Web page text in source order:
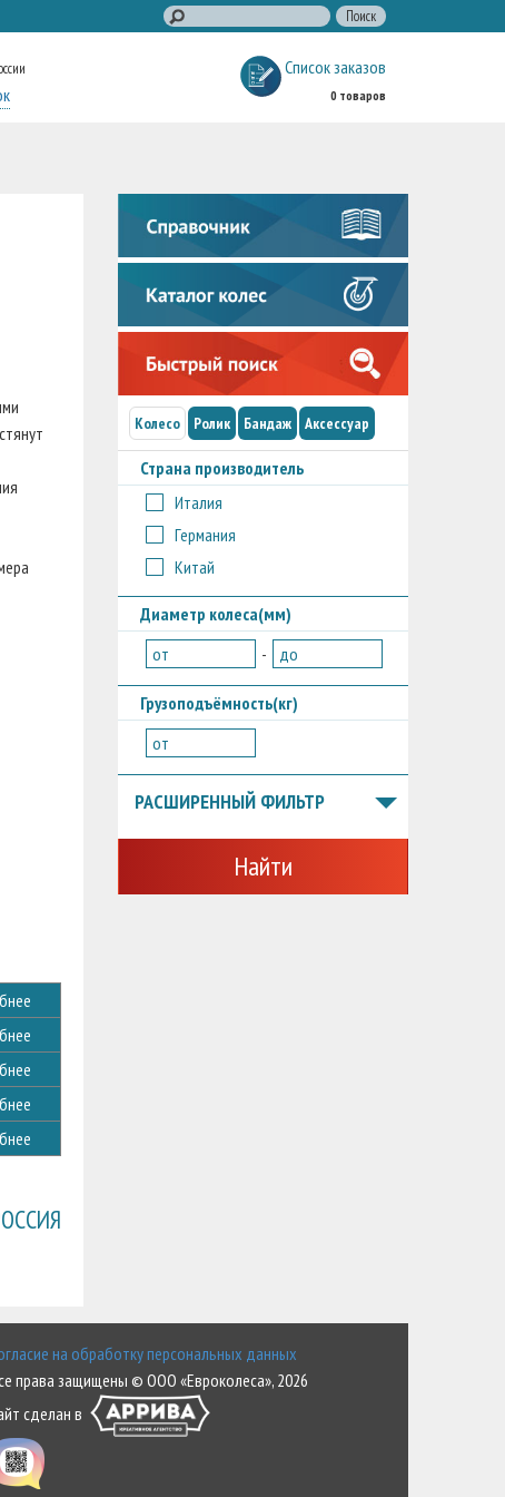
Список заказов
0 товаров
Колесо Ролик Бандаж Аксессуар
Страна производитель
Италия
Германия
Китай
Диаметр колеса(мм)
от
- до
Грузоподъёмность(кг)
от
РАСШИРЕННЫЙ ФИЛЬТР
Найти
на обработку персональных данных
права защищены © ООО «Евроколеса», 2026
сделан в